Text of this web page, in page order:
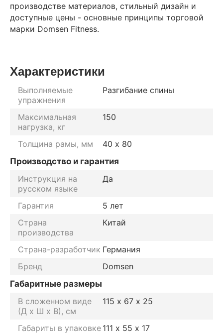
производстве материалов, стильный дизайн и
доступные цены - основные принципы торговой
марки Domsen Fitness.
Характеристики
Выполняемые
упражнения
Разгибание спины
Максимальная
нагрузка, кг
150
Толщина рамы, мм
40 х 80
Производство и гарантия
Инструкция на
русском языке
Да
Гарантия
5 лет
Страна
производства
Китай
Страна-разработчик Германия
Бренд
Domsen
Габаритные размеры
В сложенном виде
(Д х Ш х В), см
115 х 67 х 25
Габариты в упаковке 111 х 55 х 17